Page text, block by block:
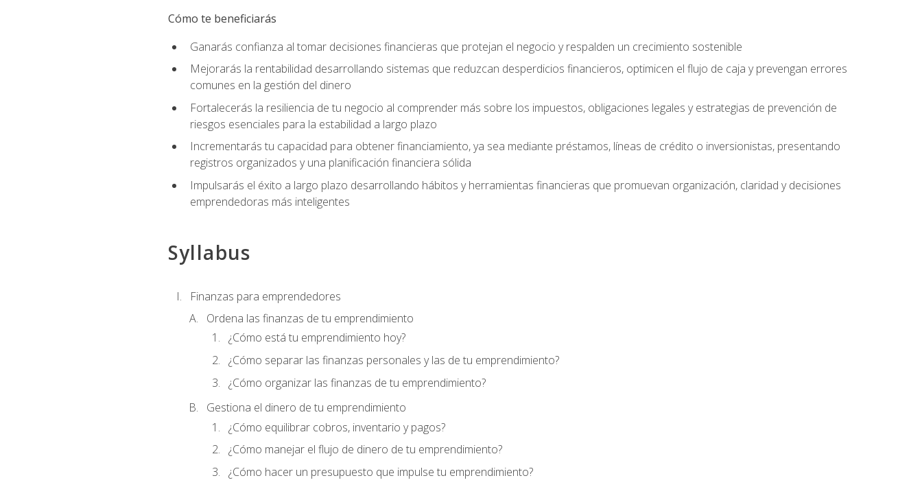
Cómo te beneficiarás
Ganarás confianza al tomar decisiones financieras que protejan el negocio y respalden un crecimiento sostenible
Mejorarás la rentabilidad desarrollando sistemas que reduzcan desperdicios financieros, optimicen el flujo de caja y prevengan errores
comunes en la gestión del dinero
Fortalecerás la resiliencia de tu negocio al comprender más sobre los impuestos, obligaciones legales y estrategias de prevención de
riesgos esenciales para la estabilidad a largo plazo
Incrementarás tu capacidad para obtener financiamiento, ya sea mediante préstamos, líneas de crédito o inversionistas, presentando
registros organizados y una planificación financiera sólida
Impulsarás el éxito a largo plazo desarrollando hábitos y herramientas financieras que promuevan organización, claridad y decisiones
emprendedoras más inteligentes
Syllabus
Finanzas para emprendedores
Ordena las finanzas de tu emprendimiento
¿Cómo está tu emprendimiento hoy?
¿Cómo separar las finanzas personales y las de tu emprendimiento?
¿Cómo organizar las finanzas de tu emprendimiento?
Gestiona el dinero de tu emprendimiento
¿Cómo equilibrar cobros, inventario y pagos?
¿Cómo manejar el flujo de dinero de tu emprendimiento?
¿Cómo hacer un presupuesto que impulse tu emprendimiento?